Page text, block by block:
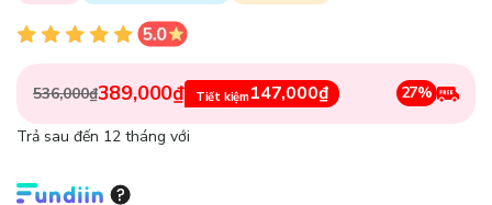
536,000₫389,000₫ Tiết kiệm147,000₫ 27%
Trả sau đến 12 tháng với